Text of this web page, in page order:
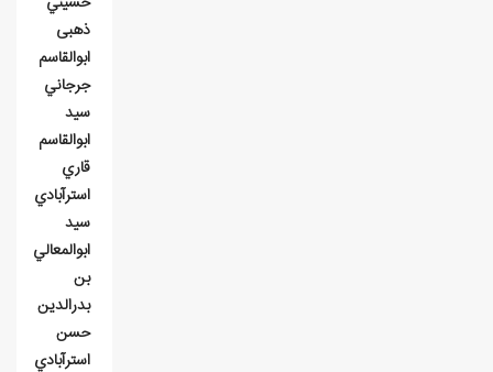
ذهبی
ابوالقاسم
جرجاني
سيد
ابوالقاسم
قاري
استرآبادي
سيد
ابوالمعالي
بن
بدرالدين
حسن
استرآبادي